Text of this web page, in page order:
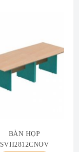
BÀN HỌP
SVH2812CNOV